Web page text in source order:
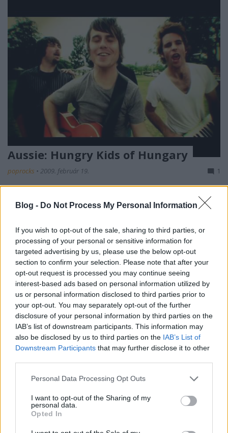
Blog - Do Not Process My Personal Information
If you wish to opt-out of the sale, sharing to third parties, or
processing of your personal or sensitive information for
targeted advertising by us, please use the below opt-out
section to confirm your selection. Please note that after your
opt-out request is processed you may continue seeing
interest-based ads based on personal information utilized by
us or personal information disclosed to third parties prior to
your opt-out. You may separately opt-out of the further
disclosure of your personal information by third parties on the
IAB’s list of downstream participants. This information may
also be disclosed by us to third parties on the IAB’s List of
Downstream Participants that may further disclose it to other
Please note that this website/app uses one or more Google
not limited to your visit or usage behaviour. You may click to
grant or deny consent to Google and its third-party tags to
use your data for below specified purposes in below Google
consent section.
Personal Data Processing Opt Outs
I want to opt-out of the Sharing of my
personal data.
Opted In
Aussie: Hungry Kids of Hungary
poprocks • 2009. február 19. 1
akiknek tudtommal egyik tagja se magyar... Hogy
tudok magyarázatot adni, mert nem igazán
nyilatkoztak erről se Myspace oldalunk, se az idáig
megjelent cikkekben. Kritikusok a…